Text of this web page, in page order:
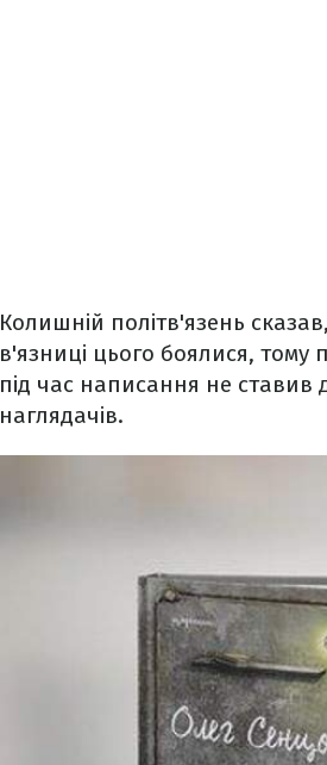
Колишній політв'язень
в'язниці цього боялися,
під час написання не
наглядачів.